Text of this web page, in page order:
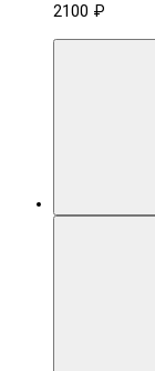
2100 ₽